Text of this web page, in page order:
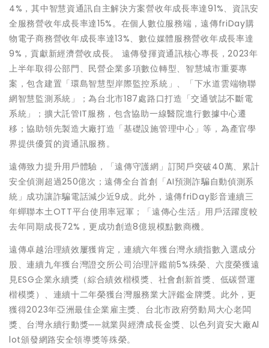
4%，其中智慧資通訊自主解決方案營收年成長率達91%、資訊安
全服務營收年成長率達15%。在個人數位服務端，遠傳friDay購
物電子商務營收年成長率達13%、數位媒體服務營收年成長率達
9%，貢獻新經濟營收成長。 遠傳發揮資通訊核心專長，2023年
上半年取得公部門、民營企業多項數位轉型、智慧城市重要專
案，包含建置「環島智慧型岸際監控系統」、「下水道雲端物聯
網智慧監測系統」；為台北市187處路口打造「交通號誌不斷電
系統」；擴大託管IT服務，包含協助一線醫院進行數據中心遷
移；協助領先製造大廠打造「基礎設施管理中心」等，為產官學
界提供優質的資通訊服務。
遠傳致力提升用戶體驗，「遠傳守護網」訂閱戶突破40萬、累計
安全偵測超過250億次；遠傳全台首創「AI預測詐騙自動偵測系
統」成功讓詐騙電話減少近9成。此外，遠傳friDay影音連續三
年蟬聯本土OTT平台使用率冠軍；「遠傳心生活」用戶活躍度較
去年同期成長72%，更成功創造8億規模點數商機。
遠傳卓越治理績效屢獲肯定，連續六年獲台灣永續指數入選成分
股、連續九年獲台灣證交所公司治理評鑑前5%殊榮、六度榮獲遠
見ESG企業永續獎（綜合績效楷模獎、社會創新首獎、低碳營運
楷模獎）、連續十二年榮獲台灣服務業大評鑑金牌獎。此外，更
獲得2023年亞洲最佳企業雇主獎、台北市政府勞動局大心老闆
獎、台灣永續行動獎──就業與經濟成長金獎、以色列資安大廠Al
lot頒發網路安全領導獎等殊榮。